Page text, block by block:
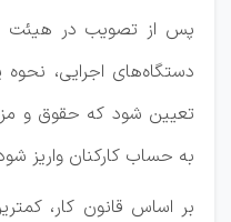
پس از تصویب در هیئت
دستگاه‌های اجرایی،
تعیین شود که حقوق و
به حساب کارکنان واریز
بر اساس قانون کار،